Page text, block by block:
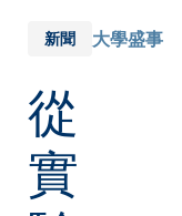
新聞 大學盛事
從
實